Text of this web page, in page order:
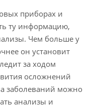
приборах и
ту информацию,
Чем больше у
он установит
за ходом
осложнений
заболеваний можно
анализы и